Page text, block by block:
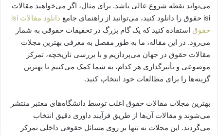
می‌تواند نقطه شروع عالی باشد. برای مثال، اگر می‌خواهید مقالات
isi حقوق را دانلود کنید، می‌توانید از راهنمای جامع
دانلود مقالات isi
حقوق استفاده کنید که یک گام بزرگ در تحقیقات حقوقی به شمار
می‌رود. در این مقاله، ما به طور مفصل به معرفی بهترین مجلات
مقالات حقوق در جهان می‌پردازیم و با بررسی تاریخچه، تمرکز
موضوعی و تأثیرگذاری هر کدام، به شما کمک می‌کنیم تا بهترین
گزینه‌ها را برای مطالعات خود انتخاب کنید.
بهترین مجلات مقالات حقوق اغلب توسط دانشگاه‌های معتبر منتشر
می‌شوند و مقالات آن‌ها از طریق فرآیند داوری دقیق انتخاب
می‌گردند. این مجلات نه تنها بر روی مسائل حقوقی داخلی تمرکز